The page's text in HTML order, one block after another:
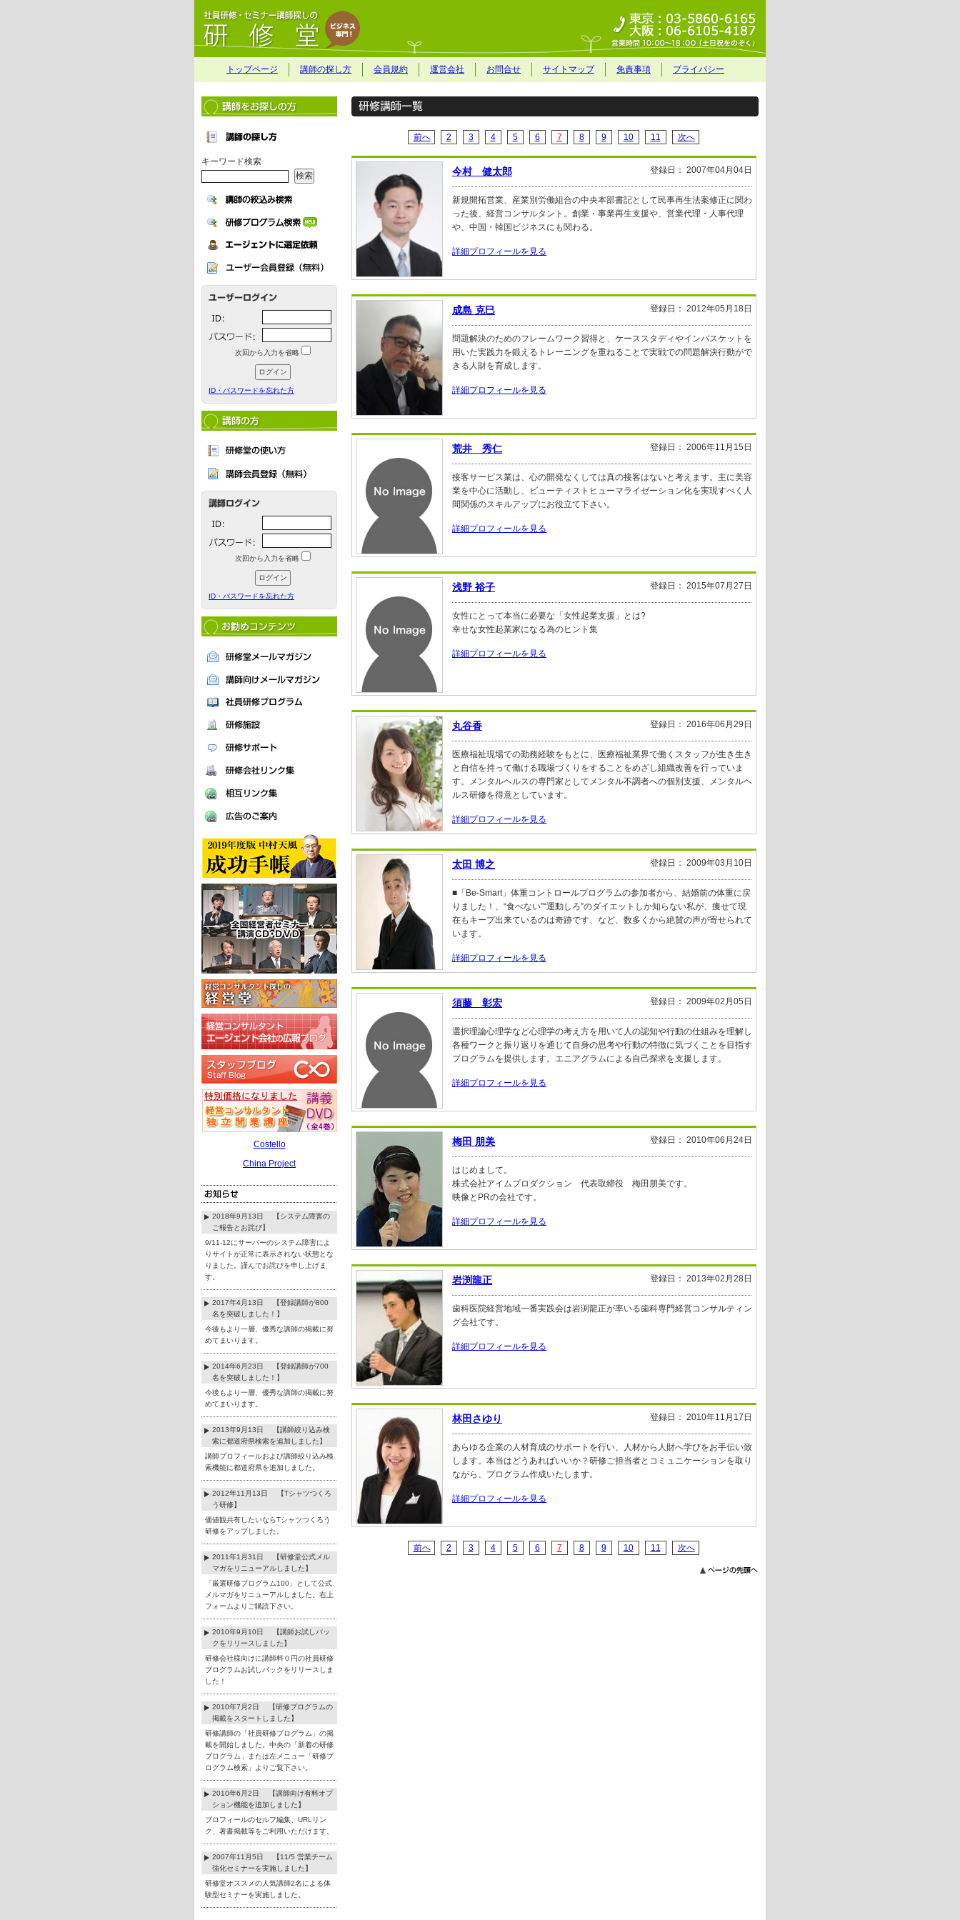
トップページ 講師の探し方 会員規約 運営会社 お問合せ サイトマップ 免責事項 プライバシー
キーワード検索
次回から入力を省略
ID・パスワードを忘れた方
次回から入力を省略
ID・パスワードを忘れた方
Costello
China Project
2018年9月13日 【システム障害の
ご報告とお詫び】
9/11-12にサーバーのシステム障害によ
りサイトが正常に表示されない状態とな
りました。謹んでお詫びを申し上げま
す。
2017年4月13日 【登録講師が800
名を突破しました！】
今後もより一層、優秀な講師の掲載に努
めてまいります。
2014年6月23日 【登録講師が700
名を突破しました！】
今後もより一層、優秀な講師の掲載に努
めてまいります。
2013年9月13日 【講師絞り込み検
索に都道府県検索を追加しました】
講師プロフィールおよび講師絞り込み検
索機能に都道府県を追加しました。
2012年11月13日 【Tシャツつくろ
う研修】
価値観共有したいならTシャツつくろう
研修をアップしました。
2011年1月31日 【研修堂公式メル
マガをリニューアルしました】
「厳選研修プログラム100」として公式
メルマガをリニューアルしました。右上
フォームよりご購読下さい。
2010年9月10日 【講師お試しパッ
クをリリースしました】
研修会社様向けに講師料０円の社員研修
プログラムお試しパックをリリースしま
した！
2010年7月2日 【研修プログラムの
掲載をスタートしました】
研修講師の「社員研修プログラム」の掲
載を開始しました。中央の「新着の研修
プログラム」または左メニュー「研修プ
ログラム検索」よりご覧下さい。
2010年6月2日 【講師向け有料オプ
ション機能を追加しました】
プロフィールのセルフ編集、URLリン
ク、著書掲載等をご利用いただけます。
2007年11月5日 【11/5 営業チーム
強化セミナーを実施しました】
研修堂オススメの人気講師2名による体
験型セミナーを実施しました。
前へ 2 3 4 5 6 7 8 9 10 11 次へ
今村 健太郎 登録日： 2007年04月04日
新規開拓営業、産業別労働組合の中央本部書記として民事再生法案修正に関わ
った後、経営コンサルタント。創業・事業再生支援や、営業代理・人事代理
や、中国・韓国ビジネスにも関わる。
詳細プロフィールを見る
成島 克巳 登録日： 2012年05月18日
問題解決のためのフレームワーク習得と、ケーススタディやインバスケットを
用いた実践力を鍛えるトレーニングを重ねることで実戦での問題解決行動がで
きる人財を育成します。
詳細プロフィールを見る
荒井 秀仁 登録日： 2006年11月15日
接客サービス業は、心の開発なくしては真の接客はないと考えます。主に美容
業を中心に活動し、ビューティストヒューマライゼーション化を実現すべく人
間関係のスキルアップにお役立て下さい。
詳細プロフィールを見る
浅野 裕子 登録日： 2015年07月27日
女性にとって本当に必要な「女性起業支援」とは?
幸せな女性起業家になる為のヒント集
詳細プロフィールを見る
丸谷香 登録日： 2016年06月29日
医療福祉現場での勤務経験をもとに、医療福祉業界で働くスタッフが生き生き
と自信を持って働ける職場づくりをすることをめざし組織改善を行っていま
す。メンタルヘルスの専門家としてメンタル不調者への個別支援、メンタルヘ
ルス研修を得意としています。
詳細プロフィールを見る
太田 博之 登録日： 2009年03月10日
■「Be-Smart」体重コントロールプログラムの参加者から、結婚前の体重に戻
りました！、“食べない”“運動しろ”のダイエットしか知らない私が、痩せて現
在もキープ出来ているのは奇跡です、など、数多くから絶賛の声が寄せられて
います。
詳細プロフィールを見る
須藤 彰宏 登録日： 2009年02月05日
選択理論心理学など心理学の考え方を用いて人の認知や行動の仕組みを理解し
各種ワークと振り返りを通じて自身の思考や行動の特徴に気づくことを目指す
プログラムを提供します。エニアグラムによる自己探求を支援します。
詳細プロフィールを見る
梅田 朋美 登録日： 2010年06月24日
はじめまして。
株式会社アイムプロダクション 代表取締役 梅田朋美です。
映像とPRの会社です。
詳細プロフィールを見る
岩渕龍正 登録日： 2013年02月28日
歯科医院経営地域一番実践会は岩渕龍正が率いる歯科専門経営コンサルティン
グ会社です。
詳細プロフィールを見る
林田さゆり 登録日： 2010年11月17日
あらゆる企業の人材育成のサポートを行い、人材から人財へ学びをお手伝い致
します。本当はどうあればいいか？研修ご担当者とコミュニケーションを取り
ながら、プログラム作成いたします。
詳細プロフィールを見る
前へ 2 3 4 5 6 7 8 9 10 11 次へ